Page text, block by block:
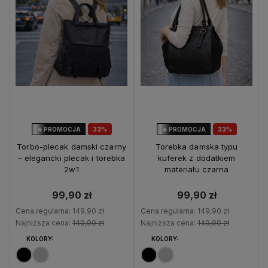
33%
🔥 PROMOCJA
Torbo-plecak damski czarny
– elegancki plecak i torebka
2w1
99,90 zł
Cena regularna: 149,90 zł
Najniższa cena: 149,90 zł
KOLORY:
33%
🔥 PROMOCJA
Torebka damska typu
kuferek z dodatkiem
materiału czarna
99,90 zł
Cena regularna: 149,90 zł
Najniższa cena: 149,90 zł
KOLORY: